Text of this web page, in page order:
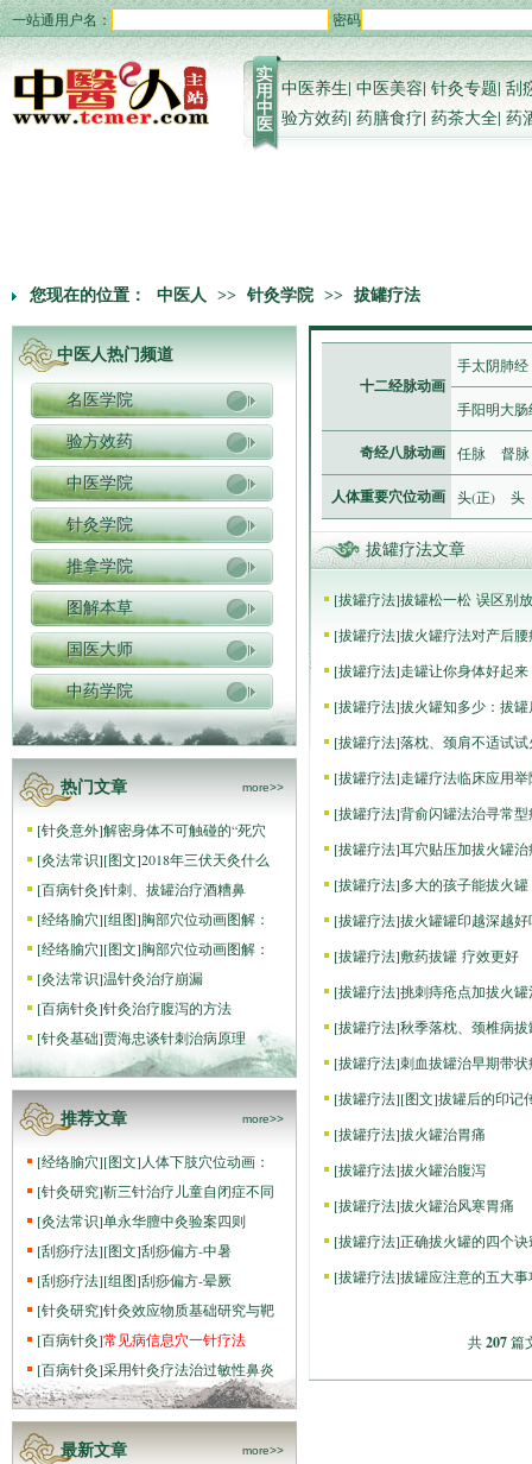
一站通用户名： 密码
中医养生|中医美容|针灸专题|刮
验方效药| 药膳食疗| 药茶大全| 药
您现在的位置： 中医人 >> 针灸学院 >> 拔罐疗法
中医人热门频道
名医学院
验方效药
中医学院
针灸学院
推拿学院
图解本草
国医大师
中药学院
热门文章 more>>
[针灸意外]解密身体不可触碰的“死穴
[灸法常识][图文]2018年三伏天灸什么
[百病针灸]针刺、拔罐治疗酒糟鼻
[经络腧穴][组图]胸部穴位动画图解：
[经络腧穴][图文]胸部穴位动画图解：
[灸法常识]温针灸治疗崩漏
[百病针灸]针灸治疗腹泻的方法
[针灸基础]贾海忠谈针刺治病原理
推荐文章 more>>
[经络腧穴][图文] 人体下肢穴位动画：
[针灸研究]靳三针治疗儿童自闭症不同
[灸法常识]单永华膻中灸验案四则
[刮痧疗法][图文]刮痧偏方-中暑
[刮痧疗法][组图]刮痧偏方-晕厥
[针灸研究]针灸效应物质基础研究与靶
[百病针灸]常见病信息穴一针疗法
[百病针灸]采用针灸疗法治过敏性鼻炎
最新文章 more>>
十二经脉动画
手太阴肺经
手阳明大肠
奇经八脉动画 任脉 督脉
人体重要穴位动画 头(正) 头
拔罐疗法文章
[拔罐疗法]拔罐松一松 误区别
[拔罐疗法]拔火罐疗法对产后
[拔罐疗法]走罐让你身体好起来
[拔罐疗法]拔火罐知多少：拔
[拔罐疗法]落枕、颈肩不适试试
[拔罐疗法]走罐疗法临床应用举
[拔罐疗法]背俞闪罐法治寻常型
[拔罐疗法]耳穴贴压加拔火罐
[拔罐疗法]多大的孩子能拔火罐
[拔罐疗法]拔火罐罐印越深越好
[拔罐疗法]敷药拔罐 疗效更好
[拔罐疗法]挑刺痔疮点加拔火
[拔罐疗法]秋季落枕、颈椎病
[拔罐疗法]刺血拔罐治早期带状
[拔罐疗法][图文]拔罐后的印记
[拔罐疗法]拔火罐治胃痛
[拔罐疗法]拔火罐治腹泻
[拔罐疗法]拔火罐治风寒胃痛
[拔罐疗法]正确拔火罐的四个诀
[拔罐疗法]拔罐应注意的五大事
共207篇